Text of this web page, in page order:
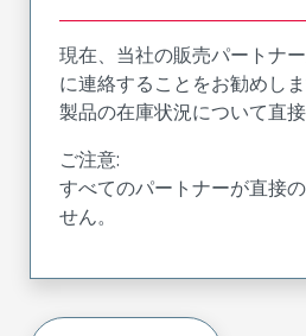
現在、当社の販売パートナ
に連絡することをお勧めし
製品の在庫状況について直
ご注意:
すべてのパートナーが直接
せん。